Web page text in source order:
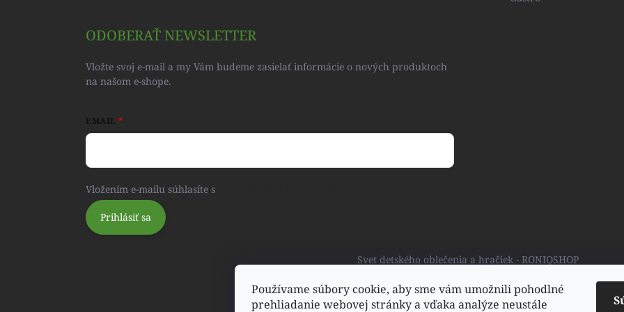
Používame súbory cookie, aby sme vám umožnili pohodlné
prehliadanie webovej stránky a vďaka analýze neustále
ODOBERAŤ NEWSLETTER
Vložte svoj e-mail a my Vám budeme zasielať informácie o nových produktoch
na našom e-shope.
EMAIL
Vložením e-mailu súhlasíte s
Prihlásiť sa
Svet detského oblečenia a hračiek - RONIQSHOP